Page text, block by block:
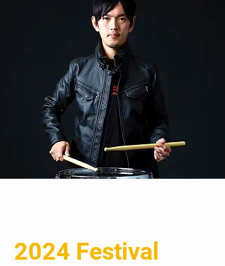
2024 Festival